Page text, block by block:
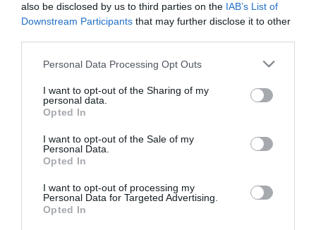
also be disclosed by us to third parties on the IAB’s List of
Downstream Participants that may further disclose it to other
Please note that this website/app uses one or more Google
not limited to your visit or usage behaviour. You may click to
grant or deny consent to Google and its third-party tags to
use your data for below specified purposes in below Google
consent section.
Personal Data Processing Opt Outs
I want to opt-out of the Sharing of my
personal data.
Opted In
I want to opt-out of the Sale of my
Personal Data.
Opted In
I want to opt-out of processing my
Personal Data for Targeted Advertising.
Opted In
NEM ALKOTMÁNYELLENES, HA A MUNKÁLTATÓ ELRENDELI A
KÖTELEZŐ OLTÁST
Visszautasította az Alkotmánybíróság a munkavállalók kötelező
védőoltását elrendelhetővé tevő jogszabályi rendelkezés elleni
alkotmányjogi panaszokat – tette közzé honlapján a döntését
pénteke...
EGY FELMÉRÉS SZERINT A BEOLTOTTAK ELUTASÍTÓBBAK AZ
OLTATLANOKKAL, MINT FORDÍTVA
2022. február 22
Az oltásokkal kapcsolatos attitűdjéről kérdezte a magyarokat a
Závecz Research és a Társadalomtudományi Kutatóközpont,
felmérésük eredményét most tették közzé. Kiderült, hogy